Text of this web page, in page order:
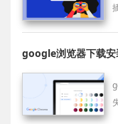
google浏览器下载安